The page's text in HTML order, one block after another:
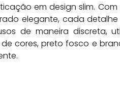
em design slim.
elegante, cada
de maneira discreta,
cores, preto fosco e